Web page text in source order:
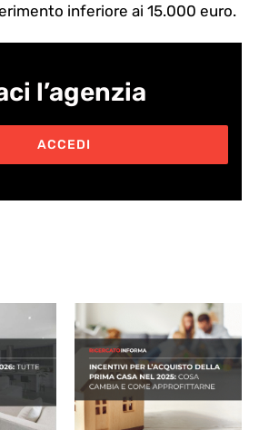
inferiore ai 15.000 euro.
l’agenzia
ACCEDI